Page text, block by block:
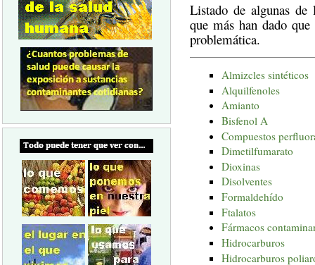
Listado de algunas de
que más han dado
problemática.
Almizcles sintéticos
Alquilfenoles
Amianto
Bisfenol A
Compuestos
Dimetilfumarato
Dioxinas
Disolventes
Formaldehído
Ftalatos
Fármacos
Hidrocarburos
Hidrocarburos